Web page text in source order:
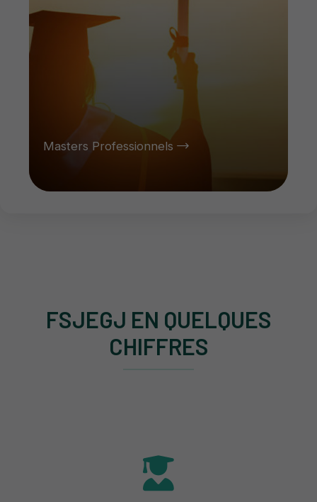
Masters Professionnels
FSJEGJ EN QUELQUES
CHIFFRES